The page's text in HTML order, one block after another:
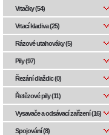
Vrtačky (54)
Vrtací kladiva (25)
Rázové utahováky (5)
Pily (97)
Řezání dlaždic (0)
Řetězové pily (11)
Vysavače a odsávací zařízení (16)
Spojování (8)